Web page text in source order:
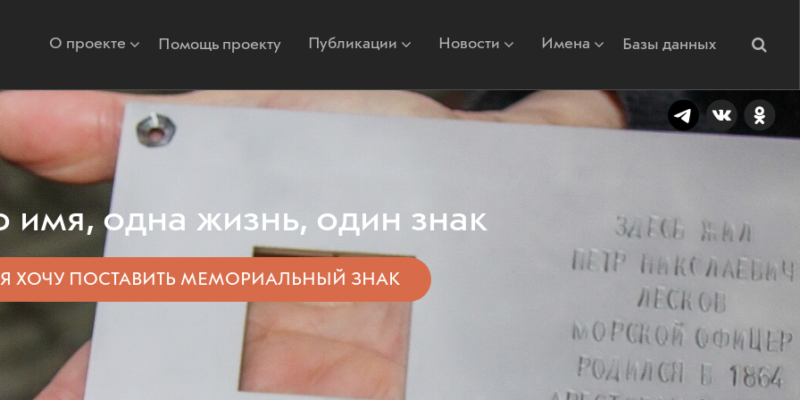
О проекте Помощь проекту Публикации Новости Имена Базы данных
одна жизнь, один знак
Я ХОЧУ ПОСТАВИТЬ МЕМОРИАЛЬНЫЙ ЗНАК